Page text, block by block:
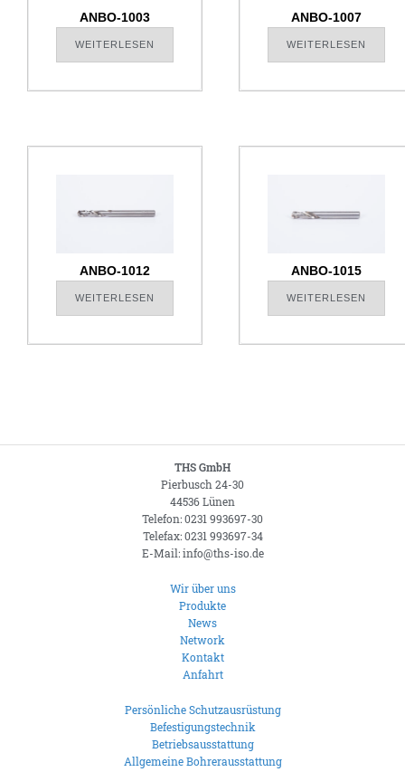
ANBO-1003
WEITERLESEN
ANBO-1007
WEITERLESEN
ANBO-1012
WEITERLESEN
ANBO-1015
WEITERLESEN
THS GmbH
Pierbusch 24-30
44536 Lünen
Telefon: 0231 993697-30
Telefax: 0231 993697-34
E-Mail: info@ths-iso.de
Wir über uns
Produkte
News
Network
Kontakt
Anfahrt
Persönliche Schutzausrüstung
Befestigungstechnik
Betriebsausstattung
Allgemeine Bohrerausstattung